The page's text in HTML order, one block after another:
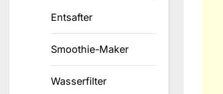
Entsafter
Smoothie-Maker
Wasserfilter